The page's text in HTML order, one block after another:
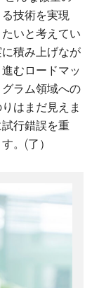
技術を実現
いと考えてい
積み上げなが
むロードマッ
ラム領域への
はまだ見えま
行錯誤を重
。(了）